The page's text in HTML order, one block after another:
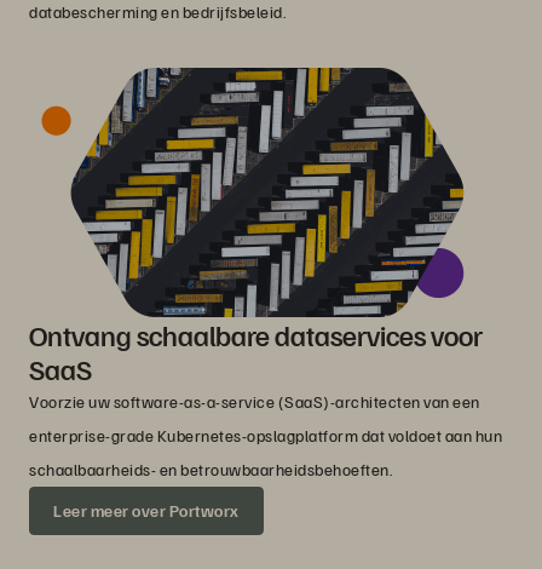
databescherming en bedrijfsbeleid.
Ontvang schaalbare dataservices voor
SaaS
Voorzie uw software-as-a-service (SaaS)-architecten van een
enterprise-grade Kubernetes-opslagplatform dat voldoet aan hun
schaalbaarheids- en betrouwbaarheidsbehoeften.
Leer meer over Portworx